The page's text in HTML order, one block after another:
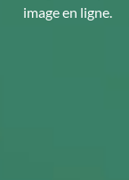
image en ligne.